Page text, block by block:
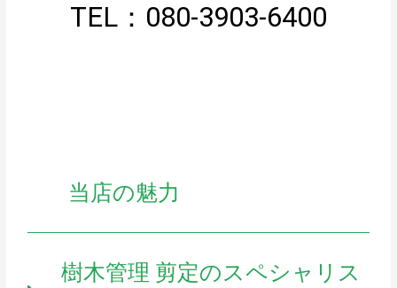
TEL：080-3903-6400
当店の魅力
樹木管理 剪定のスペシャリス